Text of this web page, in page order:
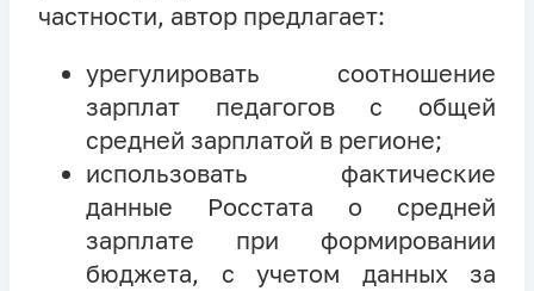
частности, автор предлагает:
урегулировать соотношение
зарплат педагогов с общей
средней зарплатой в регионе;
использовать фактические
данные Росстата о средней
зарплате при формировании
бюджета, с учетом данных за